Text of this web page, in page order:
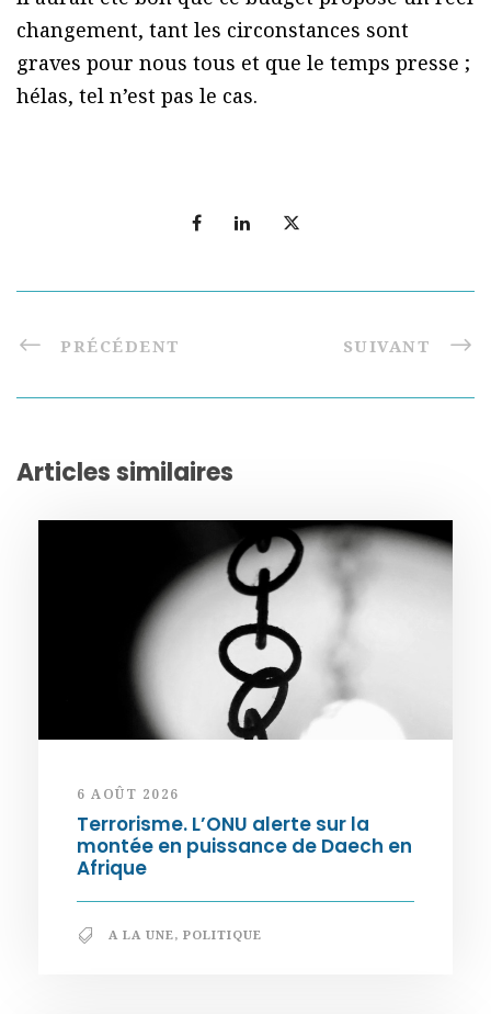
changement, tant les circonstances sont
graves pour nous tous et que le temps presse ;
hélas, tel n’est pas le cas.
PRÉCÉDENT SUIVANT
Articles similaires
6 AOÛT 2026
Terrorisme. L’ONU alerte sur la
montée en puissance de Daech en
Afrique
A LA UNE, POLITIQUE